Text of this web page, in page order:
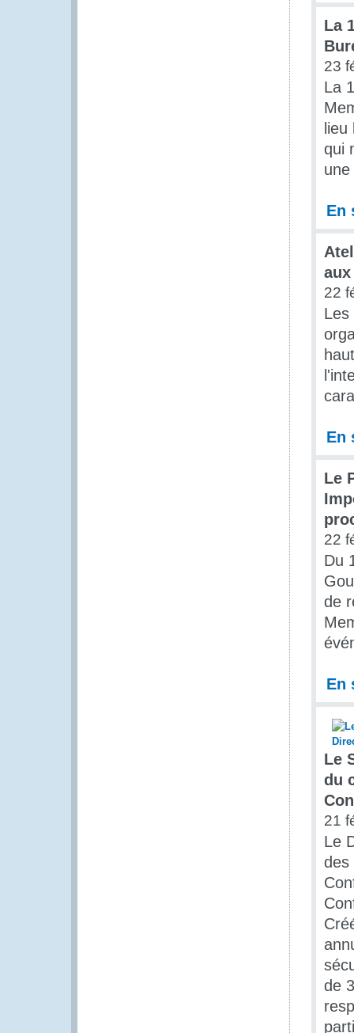
La
23
La
qui
En
22
Les
En
Le
22
Du
de
En
Le
du
21
Le
des
de